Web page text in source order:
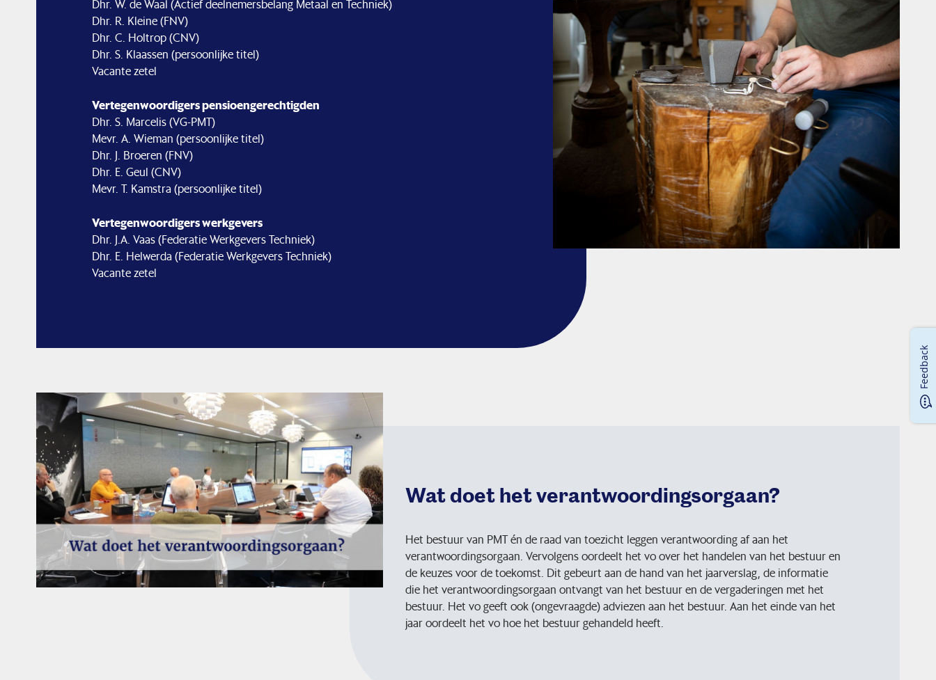
Dhr. W. de Waal (Actief deelnemersbelang Metaal en Techniek)
Dhr. R. Kleine (FNV)
Dhr. C. Holtrop (CNV)
Dhr. S. Klaassen (persoonlijke titel)
Vacante zetel
Vertegenwoordigers pensioengerechtigden
Dhr. S. Marcelis (VG-PMT)
Mevr. A. Wieman (persoonlijke titel)
Dhr. J. Broeren (FNV)
Dhr. E. Geul (CNV)
Mevr. T. Kamstra (persoonlijke titel)
Vertegenwoordigers werkgevers
Dhr. J.A. Vaas (Federatie Werkgevers Techniek)
Dhr. E. Helwerda (Federatie Werkgevers Techniek)
Vacante zetel
Wat doet het verantwoordingsorgaan?
Het bestuur van PMT én de raad van toezicht leggen verantwoording af aan het
verantwoordingsorgaan. Vervolgens oordeelt het vo over het handelen van het bestuur en
de keuzes voor de toekomst. Dit gebeurt aan de hand van het jaarverslag, de informatie
die het verantwoordingsorgaan ontvangt van het bestuur en de vergaderingen met het
bestuur. Het vo geeft ook (ongevraagde) adviezen aan het bestuur. Aan het einde van het
jaar oordeelt het vo hoe het bestuur gehandeld heeft.
Feedback